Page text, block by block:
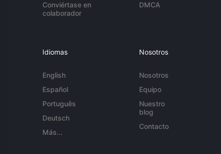
Conviértase en
colaborador
DMCA
Idiomas
English
Español
Português
Deutsch
Más...
Nosotros
Nosotros
Equipo
Nuestro
blog
Contacto